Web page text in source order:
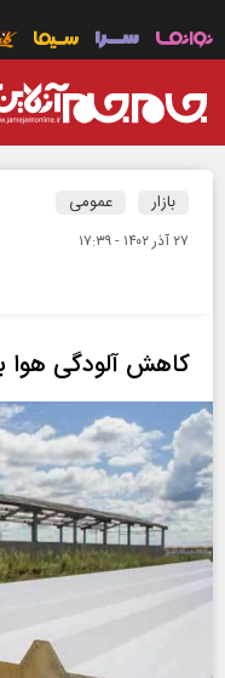
بازار عمومی
۲۷ آذر ۱۴۰۲ - ۱۷:۳۹
کاهش آلودگی هوا